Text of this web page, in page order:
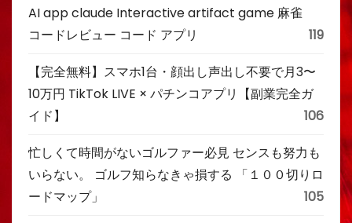
AI app claude Interactive artifact game 麻雀
コードレビュー コード アプリ
119
【完全無料】スマホ1台・顔出し声出し不要で月3〜
10万円 TikTok LIVE × パチンコアプリ【副業完全ガ
イド】
106
忙しくて時間がないゴルファー必見 センスも努力も
いらない。 ゴルフ知らなきゃ損する 「１００切りロ
ードマップ」
105